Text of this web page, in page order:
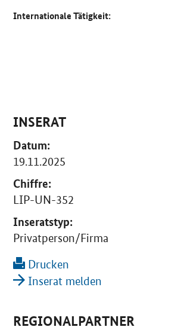
Internationale Tätigkeit:
INSERAT
Datum:
19.11.2025
Chiffre:
LIP-UN-352
Inseratstyp:
Privatperson/Firma
Drucken
Inserat melden
REGIONALPARTNER